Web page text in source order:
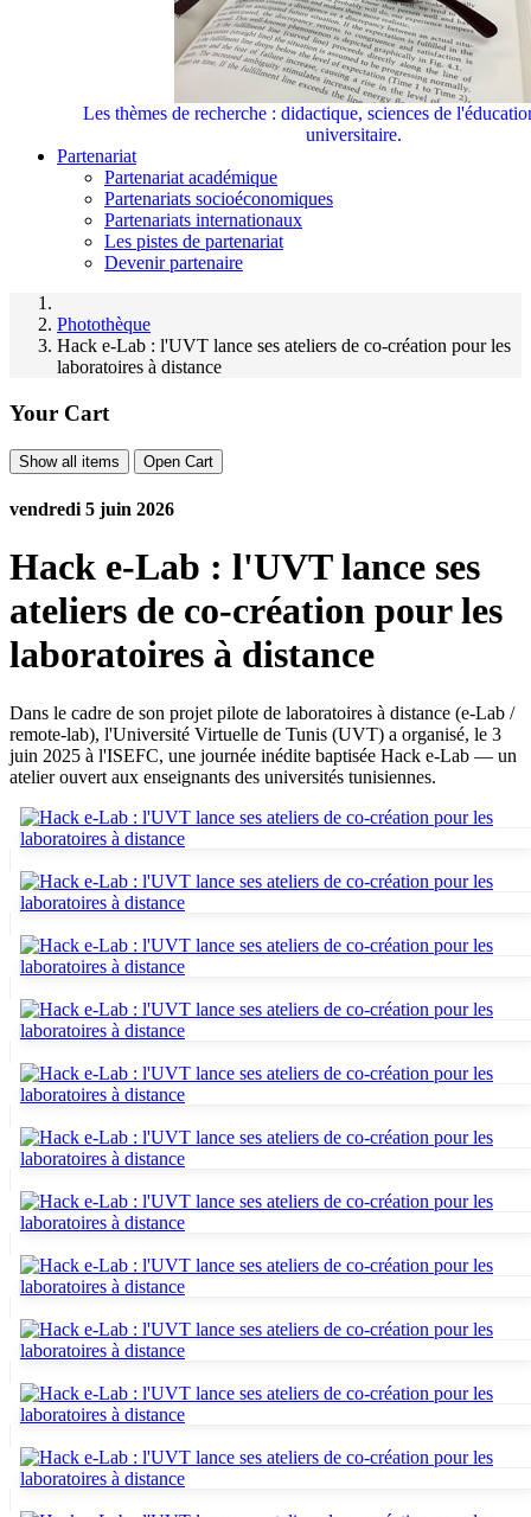
Les thèmes de recherche : didactique, sciences de
universitaire.
Partenariat
Partenariat académique
Partenariats socioéconomiques
Partenariats internationaux
Les pistes de partenariat
Devenir partenaire
Photothèque
Hack e-Lab : l'UVT lance ses ateliers de co-création pour les
laboratoires à distance
Your Cart
Show all items Open Cart
vendredi 5 juin 2026
Hack e-Lab : l'UVT lance ses
ateliers de co-création pour les
laboratoires à distance
Dans le cadre de son projet pilote de laboratoires à distance (e-Lab /
remote-lab), l'Université Virtuelle de Tunis (UVT) a organisé, le 3
juin 2025 à l'ISEFC, une journée inédite baptisée Hack e-Lab — un
atelier ouvert aux enseignants des universités tunisiennes.